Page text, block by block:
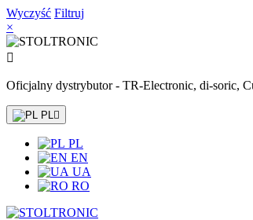
Wyczyść Filtruj
×

Oficjalny dystrybutor - TR-Electronic, di-soric,
PL
PL
EN
UA
RO